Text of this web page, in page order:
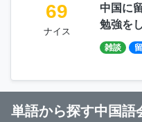
69
ナイス
中国に
勉強を
雑談
単語から探す中国語